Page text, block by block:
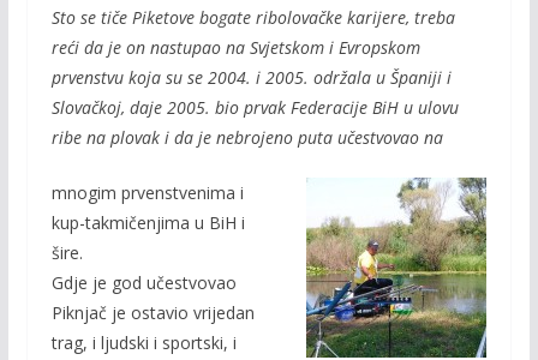
Sto se tiče Piketove bogate ribolovačke karijere, treba
reći da je on nastupao na Svjetskom i Evropskom
prvenstvu koja su se 2004. i 2005. održala u Španiji i
Slovačkoj, daje 2005. bio prvak Federacije BiH u ulovu
ribe na plovak i da je nebrojeno puta učestvovao na
mnogim prvenstvenima i
kup-takmičenjima u BiH i
šire.
Gdje je god učestvovao
Piknjač je ostavio vrijedan
trag, i ljudski i sportski, i